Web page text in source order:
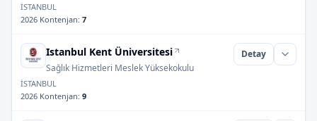
İSTANBUL
2026 Kontenjan: 7
Istanbul Kent Üniversitesi
Sağlık Hizmetleri Meslek Yüksekokulu
Detay
İSTANBUL
2026 Kontenjan: 9